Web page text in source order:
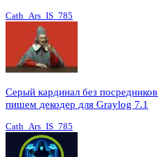
Cath_Ars_IS_785
Серый кардинал без
пишем декодер для Graylog 7.1
Cath_Ars_IS_785